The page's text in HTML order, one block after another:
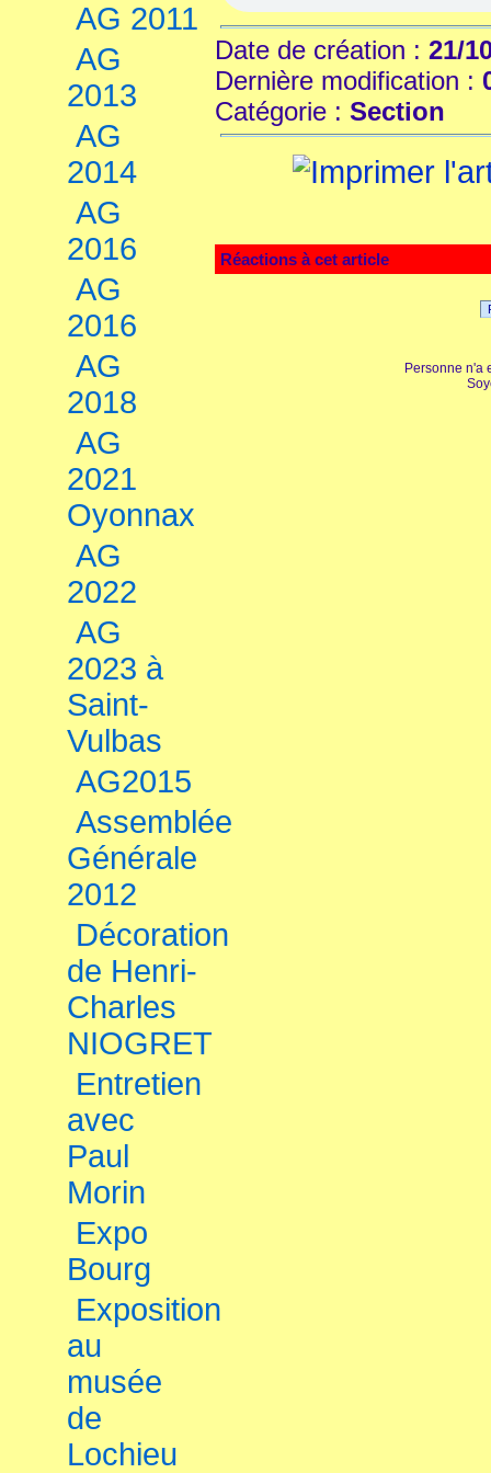
AG 2011
AG
2013
AG
2014
AG
2016
AG
2016
AG
2018
AG
2021
Oyonnax
AG
2022
AG
2023 à
Saint-
Vulbas
AG2015
Assemblée
Générale
2012
Décoration
de Henri-
Charles
NIOGRET
Entretien
avec
Paul
Morin
Expo
Bourg
Exposition
au
musée
de
Lochieu
Date de création : 21/
Dernière modification :
Catégorie : Section
Réactions à cet article
Personne n'a